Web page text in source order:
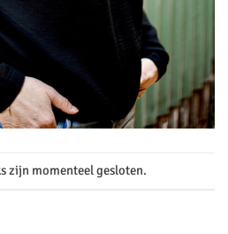
zijn momenteel gesloten.